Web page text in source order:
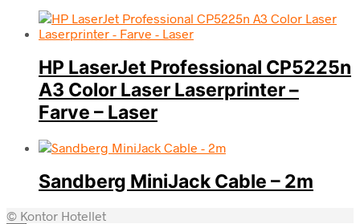
HP LaserJet Professional CP5225n
A3 Color Laser Laserprinter –
Farve – Laser
Sandberg MiniJack Cable – 2m
© Kontor Hotellet